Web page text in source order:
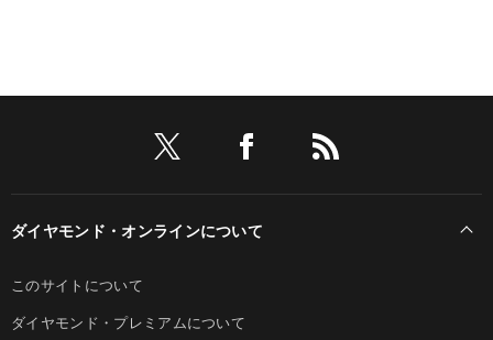
ダイヤモンド・オンラインについて
このサイトについて
ダイヤモンド・プレミアムについて